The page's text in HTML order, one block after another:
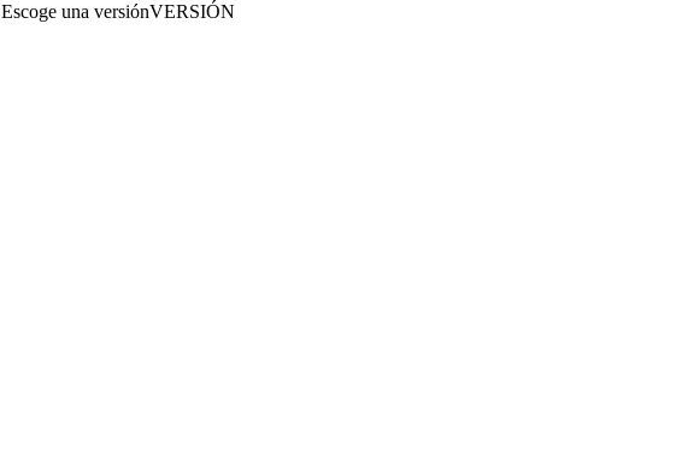
Escoge una versiónVERSIÓN